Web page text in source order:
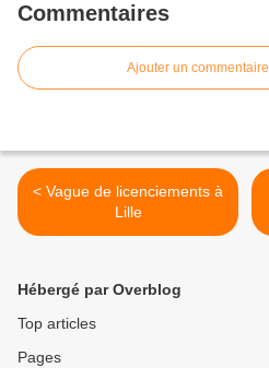
Commentaires
Ajouter un commentaire
< Vague de licenciements à
Lille
Hébergé par Overblog
Top articles
Pages